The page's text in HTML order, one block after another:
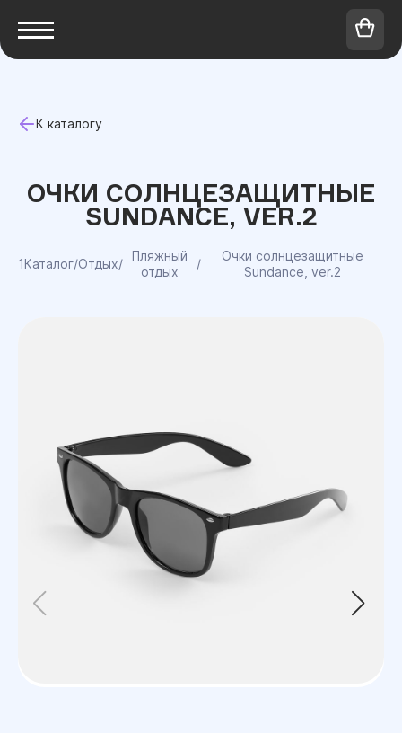
К каталогу
ОЧКИ СОЛНЦЕЗАЩИТНЫЕ
SUNDANCE, VER.2
1Каталог/Отдых/
Пляжный
отдых
/
Очки солнцезащитные
Sundance, ver.2